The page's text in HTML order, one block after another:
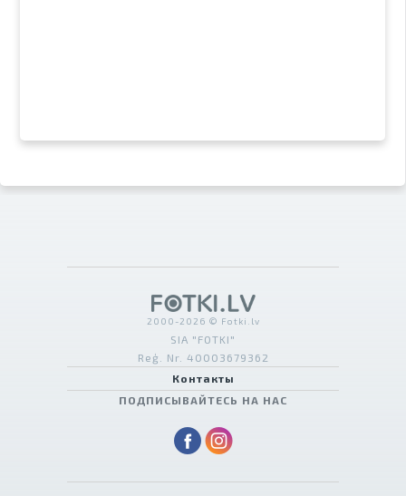
2000-2026 © Fotki.lv
SIA "FOTKI"
Reģ. Nr. 40003679362
Контакты
ПОДПИСЫВАЙТЕСЬ НА НАС